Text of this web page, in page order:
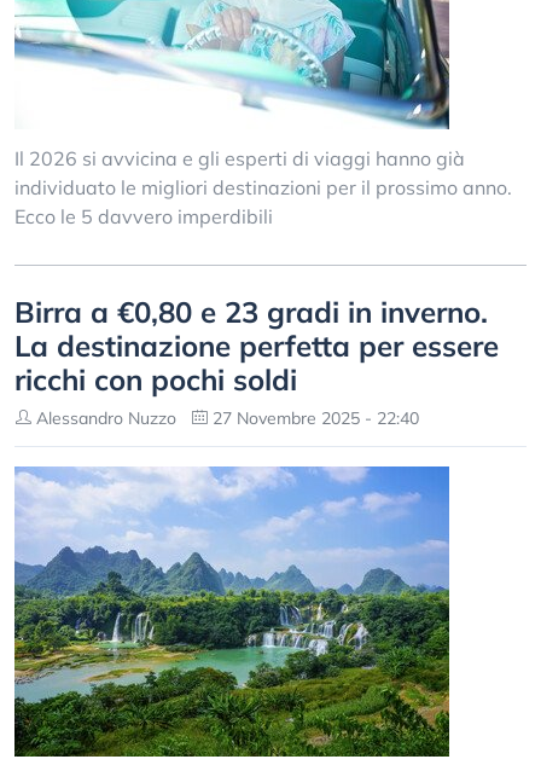
Il 2026 si avvicina e gli esperti di viaggi hanno già
individuato le migliori destinazioni per il prossimo anno.
Ecco le 5 davvero imperdibili
Birra a €0,80 e 23 gradi in inverno.
La destinazione perfetta per essere
ricchi con pochi soldi
Alessandro Nuzzo 27 Novembre 2025 - 22:40